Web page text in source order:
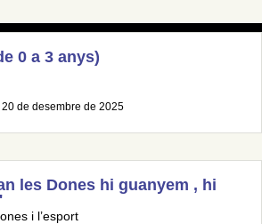
0 a 3 anys)
20 de desembre de 2025
les Dones hi guanyem , hi
i l’esport